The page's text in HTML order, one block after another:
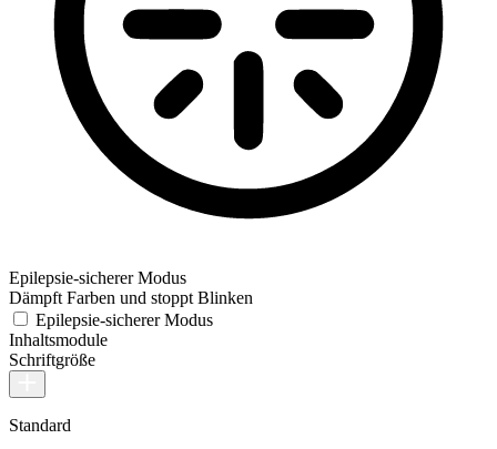
Epilepsie-sicherer Modus
Dämpft Farben und stoppt Blinken
Epilepsie-sicherer Modus
Inhaltsmodule
Schriftgröße
Standard